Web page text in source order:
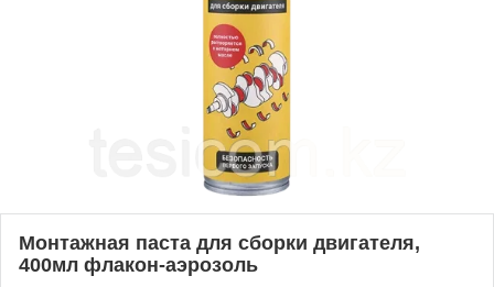
Монтажная паста для сборки двигателя,
400мл флакон-аэрозоль